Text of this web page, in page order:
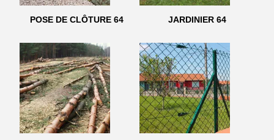
POSE DE CLÔTURE 64 JARDINIER 64